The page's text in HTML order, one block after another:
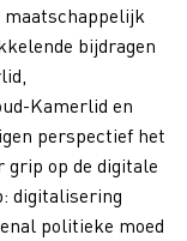
bijdragen
Kamerlid en
perspectief het
grip op de digitale
digitalisering
politieke moed